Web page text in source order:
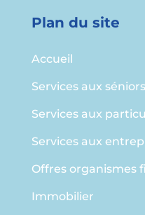
Plan du site
Accueil
Services aux séniors
Services aux
Services aux
Offres organismes
Immobilier